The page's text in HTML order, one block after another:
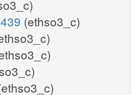
(ethso3_c)